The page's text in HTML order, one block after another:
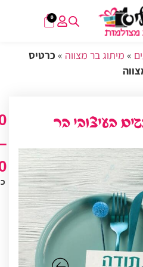
0
» מיתוג בר מצווה » כרטיס
בעיצובי בר